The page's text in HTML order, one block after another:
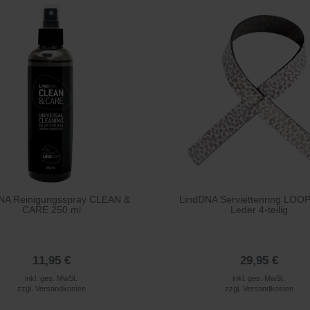
Reinigungsspray CLEAN &
CARE 250 ml
11,95 €
inkl. ges. MwSt.
zzgl. Versandkosten
LindDNA Serviettenring
Leder 4-teilig
29,95 €
inkl. ges. MwSt.
zzgl. Versandkosten